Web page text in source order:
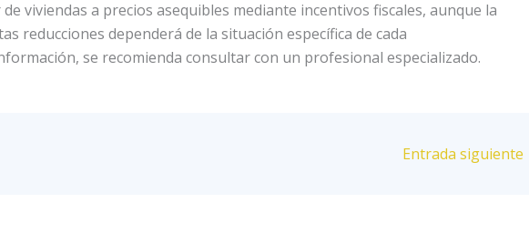
viviendas a precios asequibles mediante incentivos fiscales, aunque la
reducciones dependerá de la situación específica de cada
se recomienda consultar con un profesional especializado.
Entrada siguiente